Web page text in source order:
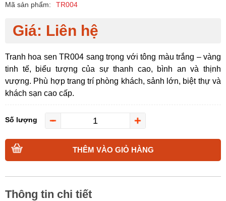
Mã sản phẩm: TR004
Giá: Liên hệ
Tranh hoa sen TR004 sang trọng với tông màu trắng – vàng
tinh tế, biểu tượng của sự thanh cao, bình an và thịnh
vượng. Phù hợp trang trí phòng khách, sảnh lớn, biệt thự và
khách sạn cao cấp.
Số lượng
THÊM VÀO GIỎ HÀNG
Thông tin chi tiết